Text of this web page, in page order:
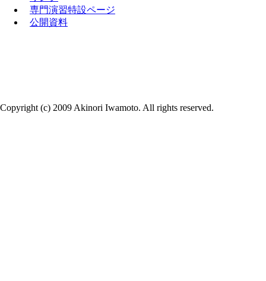
専門演習特設ページ
公開資料
Copyright (c) 2009 Akinori Iwamoto. All rights reserved.